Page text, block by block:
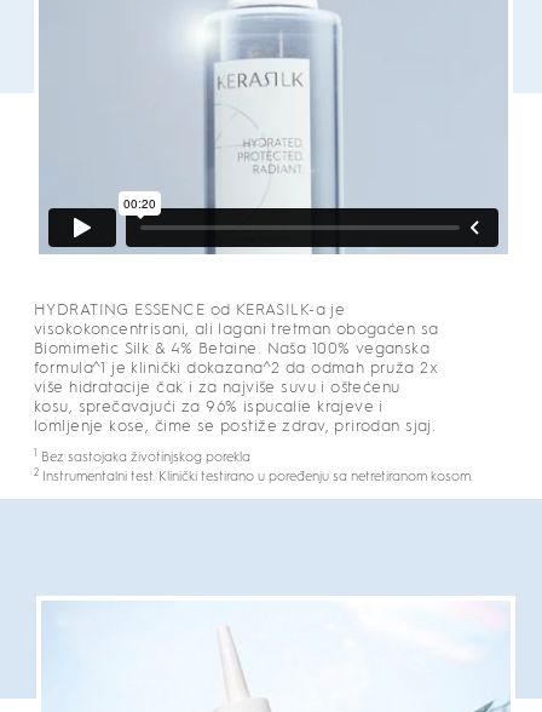
HYDRATING ESSENCE od KERASILK-a je
visokokoncentrisani, ali lagani tretman obogaćen sa
Biomimetic Silk & 4% Betaine. Naša 100% veganska
formula^1 je klinički dokazana^2 da odmah pruža 2x
više hidratacije čak i za najviše suvu i oštećenu
kosu, sprečavajući za 96% ispucalie krajeve i
lomljenje kose, čime se postiže zdrav, prirodan sjaj.
1 Bez sastojaka životinjskog porekla
2 Instrumentalni test. Klinički testirano u poređenju sa netretiranom kosom.